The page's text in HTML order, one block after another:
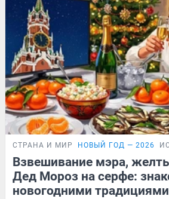
СТРАНА И МИР НОВЫЙ ГОД — 2026
Взвешивание мэра,
Дед Мороз на серфе:
новогодними